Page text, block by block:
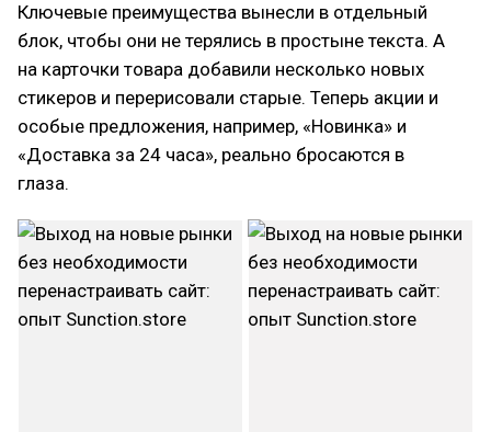
Ключевые преимущества вынесли в отдельный
блок, чтобы они не терялись в простыне текста. А
на карточки товара добавили несколько новых
стикеров и перерисовали старые. Теперь акции и
особые предложения, например, «Новинка» и
«Доставка за 24 часа», реально бросаются в
глаза.